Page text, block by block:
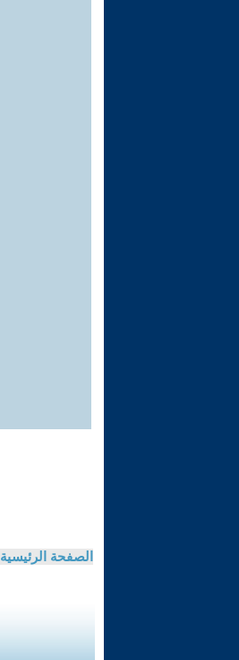
الصفحة الرئيسية